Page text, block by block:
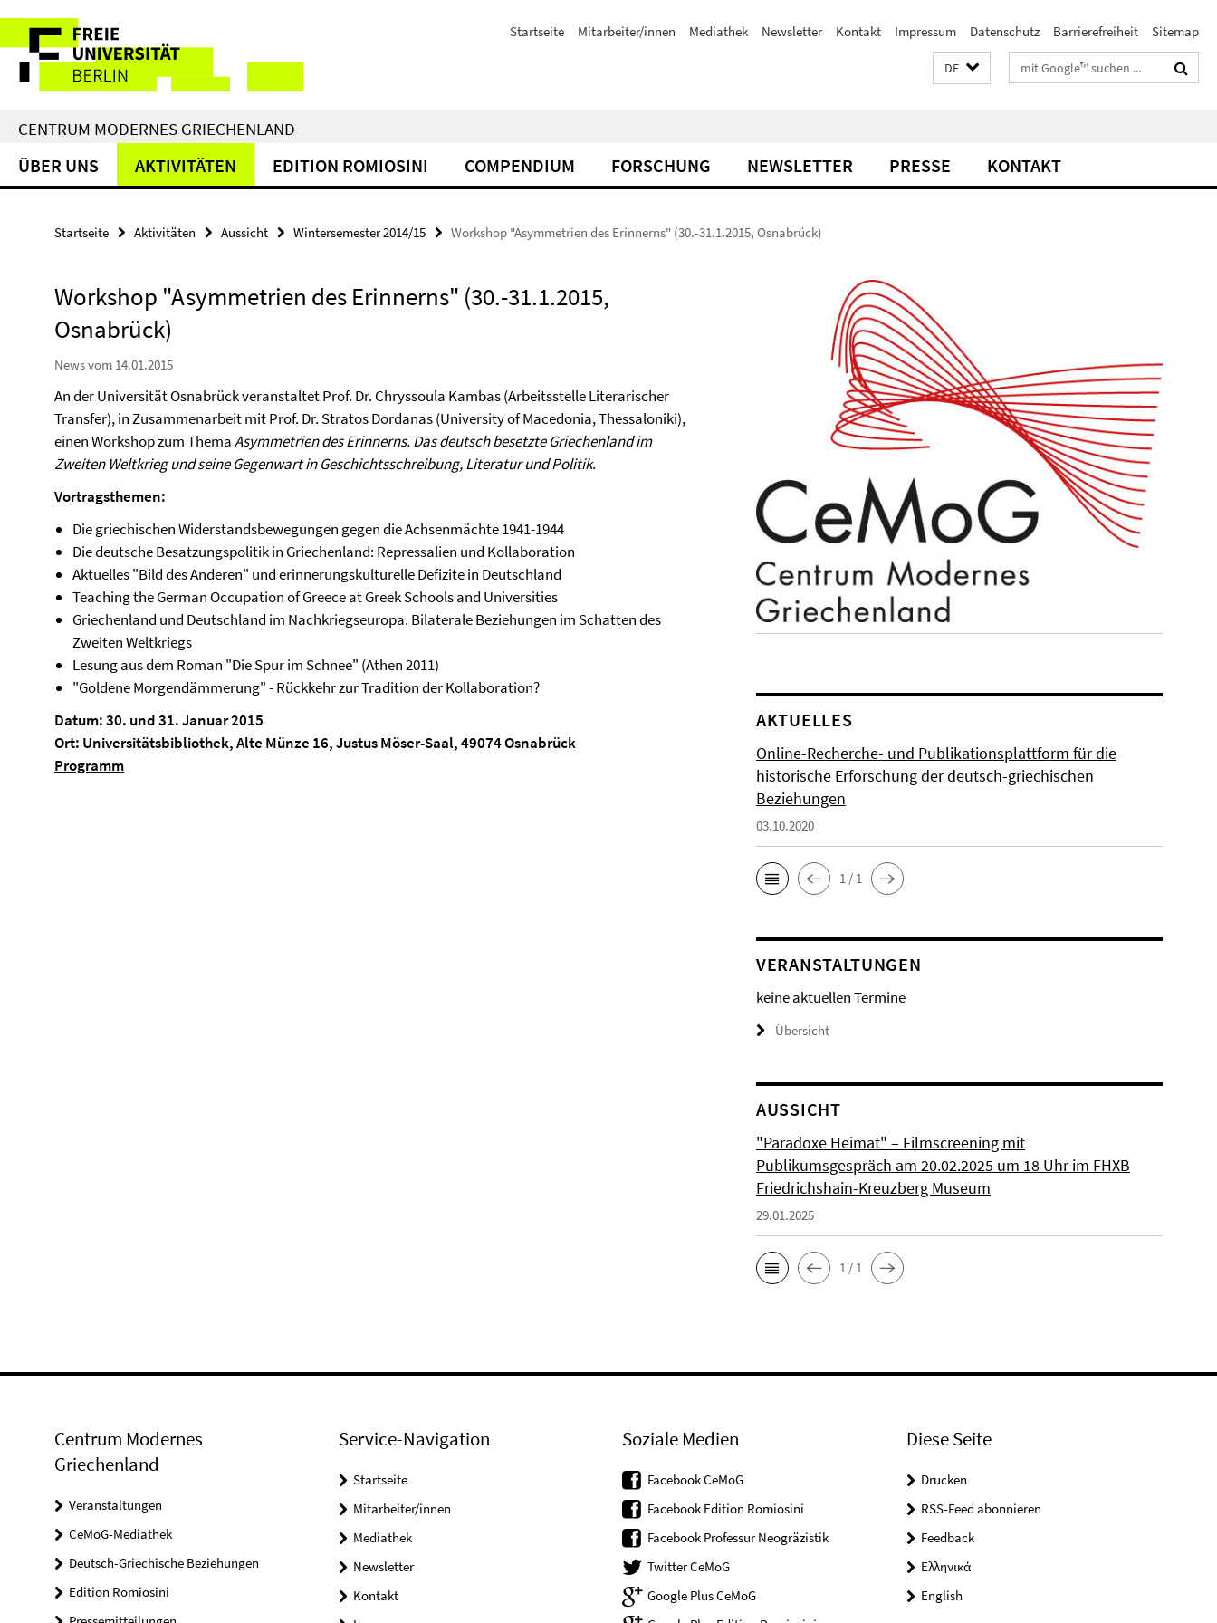
direkt
Inhalt
Service-
Navigation
Startseite Mitarbeiter/innen Mediathek Newsletter Kontakt Impressum Datenschutz Barrierefreiheit Sitemap
DE Suchbegriffe
CENTRUM MODERNES GRIECHENLAND
ÜBER UNS AKTIVITÄTEN EDITION ROMIOSINI COMPENDIUM FORSCHUNG NEWSLETTER PRESSE KONTAKT
Startseite Aktivitäten Aussicht Wintersemester 2014/15 Workshop "Asymmetrien des Erinnerns" (30.-31.1.2015, Osnabrück)
Workshop "Asymmetrien des Erinnerns" (30.-31.1.2015,
Osnabrück)
News vom 14.01.2015
An der Universität Osnabrück veranstaltet Prof. Dr. Chryssoula Kambas (Arbeitsstelle Literarischer
Transfer), in Zusammenarbeit mit Prof. Dr. Stratos Dordanas (University of Macedonia, Thessaloniki),
einen Workshop zum ThemaAsymmetrien des Erinnerns. Das deutsch besetzte Griechenland im
Zweiten Weltkrieg und seine Gegenwart in Geschichtsschreibung, Literatur und Politik.
Vortragsthemen:
Die griechischen Widerstandsbewegungen gegen die Achsenmächte 1941-1944
Die deutsche Besatzungspolitik in Griechenland: Repressalien und Kollaboration
Aktuelles "Bild des Anderen" und erinnerungskulturelle Defizite in Deutschland
Teaching the German Occupation of Greece at Greek Schools and Universities
Griechenland und Deutschland im Nachkriegseuropa. Bilaterale Beziehungen im Schatten des
Zweiten Weltkriegs
Lesung aus dem Roman "Die Spur im Schnee" (Athen 2011)
"Goldene Morgendämmerung" - Rückkehr zur Tradition der Kollaboration?
Datum: 30. und 31. Januar 2015
Ort: Universitätsbibliothek, Alte Münze 16, Justus Möser-Saal, 49074 Osnabrück
Programm
AKTUELLES
Online-Recherche- und Publikationsplattform für die
historische Erforschung der deutsch-griechischen
Beziehungen
03.10.2020
1 / 1
VERANSTALTUNGEN
keine aktuellen Termine
Übersicht
AUSSICHT
"Paradoxe Heimat" – Filmscreening mit
Publikumsgespräch am 20.02.2025 um 18 Uhr im FHXB
Friedrichshain-Kreuzberg Museum
29.01.2025
1 / 1
Centrum Modernes
Griechenland
Veranstaltungen
CeMoG-Mediathek
Deutsch-Griechische Beziehungen
Edition Romiosini
Service-Navigation
Startseite
Mitarbeiter/innen
Mediathek
Newsletter
Kontakt
Soziale Medien
Facebook CeMoG
Facebook Edition Romiosini
Facebook Professur Neogräzistik
Twitter CeMoG
Google Plus CeMoG
Diese Seite
Drucken
RSS-Feed abonnieren
Feedback
Ελληνικά
English